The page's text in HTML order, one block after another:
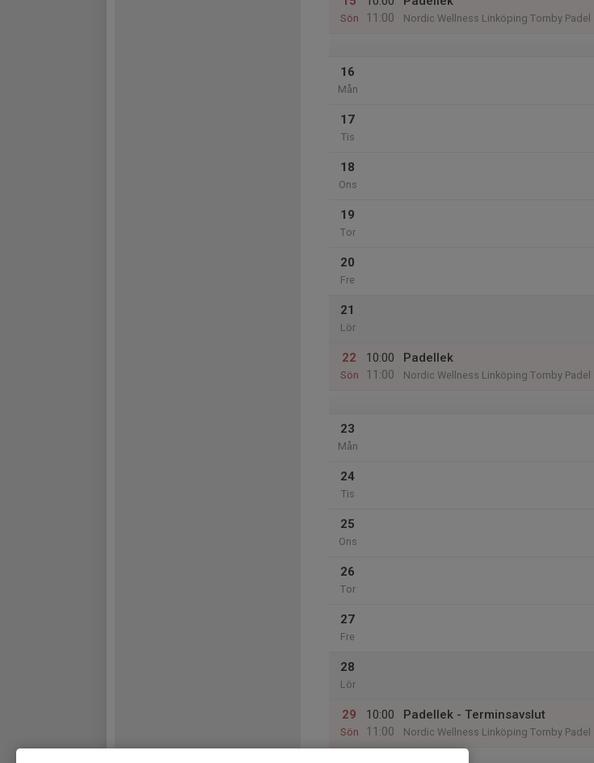
Sön
11:00
Nordic Wellness Linköping Tornby Padel
16
Mån
17
Tis
18
Ons
19
Tor
20
Fre
21
Lör
22
Sön
10:00
11:00
Padellek
Nordic Wellness Linköping Tornby Padel
23
Mån
24
Tis
25
Ons
26
Tor
27
Fre
28
Lör
29
Sön
10:00
11:00
Padellek - Terminsavslut
Nordic Wellness Linköping Tornby Padel